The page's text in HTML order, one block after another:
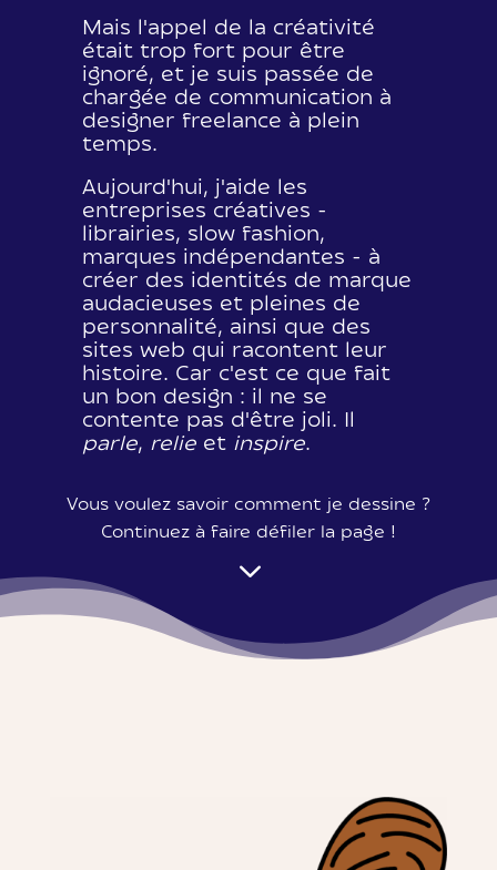
Mais l'appel de la créativité
était trop fort pour être
ignoré, et je suis passée de
chargée de communication à
designer freelance à plein
temps.
Aujourd'hui, j'aide les
entreprises créatives -
librairies, slow fashion,
marques indépendantes - à
créer des identités de marque
audacieuses et pleines de
personnalité, ainsi que des
sites web qui racontent leur
histoire. Car c'est ce que fait
un bon design : il ne se
contente pas d'être joli. Il
parle, relieet inspire.
Vous voulez savoir comment je dessine ?
Continuez à faire défiler la page !
3